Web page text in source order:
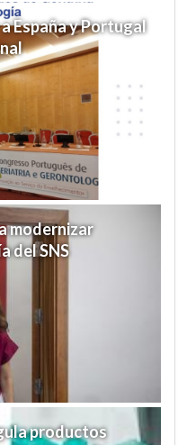
España y Portugal
modernizar
del SNS
productos